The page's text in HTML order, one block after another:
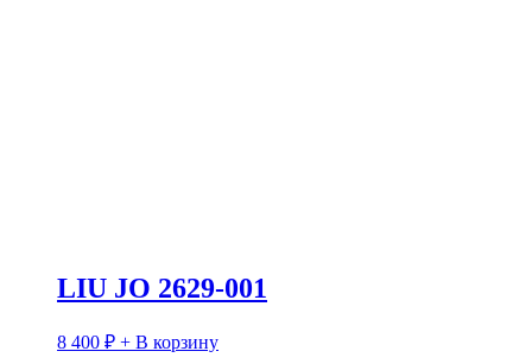
LIU JO 2629-001
8 400 ₽ + В корзину